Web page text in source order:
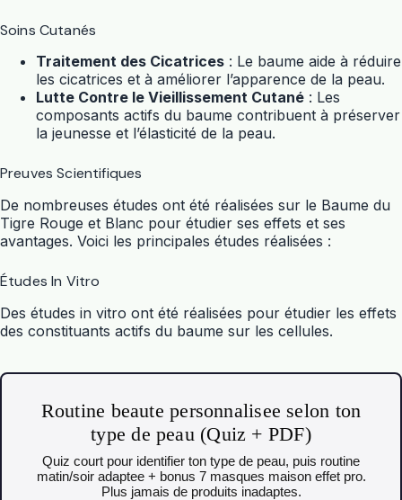
Soins Cutanés
Traitement des Cicatrices : Le baume aide à réduire
les cicatrices et à améliorer l’apparence de la peau.
Lutte Contre le Vieillissement Cutané : Les
composants actifs du baume contribuent à préserver
la jeunesse et l’élasticité de la peau.
Preuves Scientifiques
De nombreuses études ont été réalisées sur le Baume du
Tigre Rouge et Blanc pour étudier ses effets et ses
avantages. Voici les principales études réalisées :
Études In Vitro
Des études in vitro ont été réalisées pour étudier les effets
des constituants actifs du baume sur les cellules.
Routine beaute personnalisee selon ton
type de peau (Quiz + PDF)
Quiz court pour identifier ton type de peau, puis routine
matin/soir adaptee + bonus 7 masques maison effet pro.
Plus jamais de produits inadaptes.